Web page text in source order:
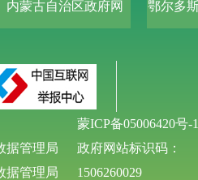
内蒙古自治区政府网 鄂尔多
据管理局
据管理局
蒙ICP备05006420号-1
政府网站标识码：
1506260029